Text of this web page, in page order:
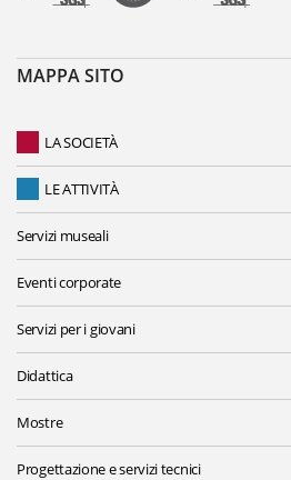
MAPPA SITO
LA SOCIETÀ
LE ATTIVITÀ
Servizi museali
Eventi corporate
Servizi per i giovani
Didattica
Mostre
Progettazione e servizi tecnici